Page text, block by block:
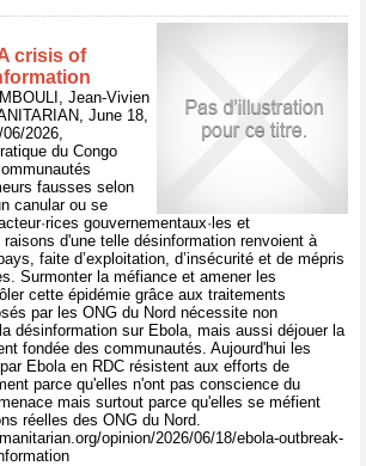
crisis of
Jean-Vivien
June 18,
2026,
du Congo
fausses selon
canular ou se
gouvernementaux·les et
d'une telle désinformation renvoient à
faite d’exploitation, d’insécurité et de mépris
Surmonter la méfiance et amener les
cette épidémie grâce aux traitements
par les ONG du Nord nécessite non
désinformation sur Ebola, mais aussi déjouer la
fondée des communautés. Aujourd'hui les
Ebola en RDC résistent aux efforts de
parce qu'elles n'ont pas conscience du
mais surtout parce qu'elles se méfient
réelles des ONG du Nord.
opinion/2026/06/18/ebola-outbreak-